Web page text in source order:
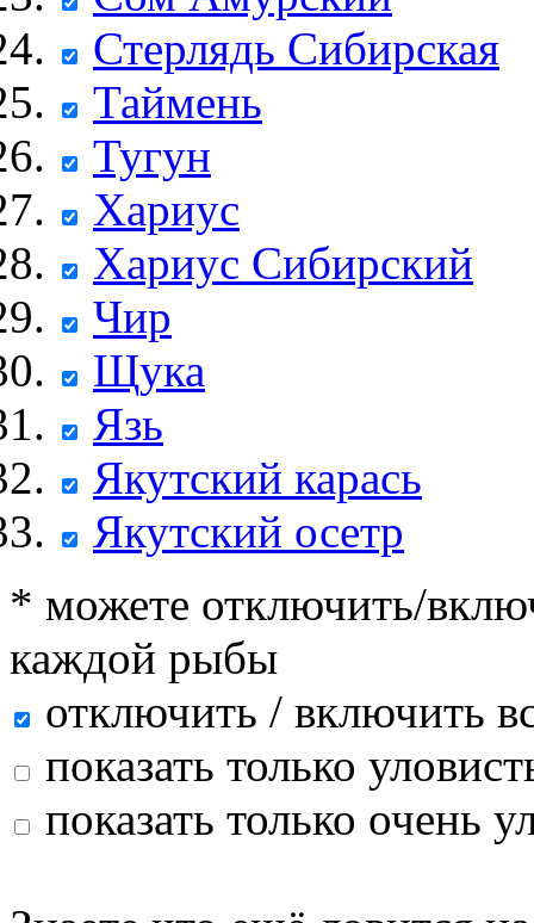
Стерлядь Сибирская
Таймень
Тугун
Хариус
Хариус Сибирский
Чир
Щука
Язь
Якутский карась
Якутский осетр
* можете отключить/
каждой рыбы
отключить / включить
показать только
показать только очень